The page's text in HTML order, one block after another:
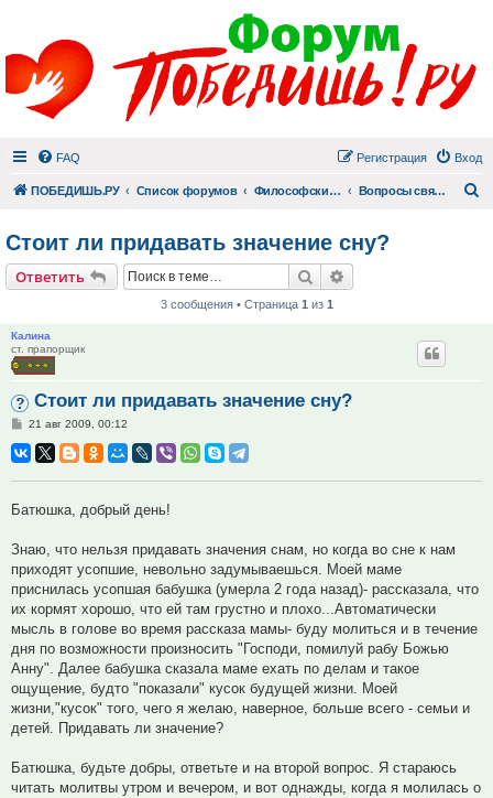
FAQ Вход
Регистрация
ПОБЕДИШЬ.РУ Список форумов Философский раздел Вопросы священнику
Стоит ли придавать значение сну?
Ответить Поиск
3 сообщения • Страница 1 из 1
Калина
ст. прапорщик
Стоит ли придавать значение сну?
Сообщение
21 авг 2009, 00:12
Батюшка, добрый день!
Знаю, что нельзя придавать значения снам, но когда во сне к нам
приходят усопшие, невольно задумываешься. Моей маме
приснилась усопшая бабушка (умерла 2 года назад)- рассказала, что
их кормят хорошо, что ей там грустно и плохо...Автоматически
мысль в голове во время рассказа мамы- буду молиться и в течение
дня по возможности произносить "Господи, помилуй рабу Божью
Анну". Далее бабушка сказала маме ехать по делам и такое
ощущение, будто "показали" кусок будущей жизни. Моей
жизни,"кусок" того, чего я желаю, наверное, больше всего - семьи и
детей. Придавать ли значение?
Батюшка, будьте добры, ответьте и на второй вопрос. Я стараюсь
читать молитвы утром и вечером, и вот однажды, когда я молилась о